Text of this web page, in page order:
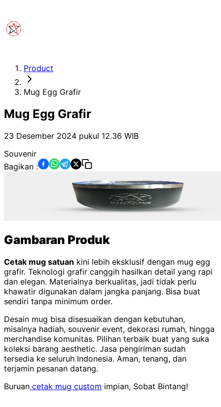
Product
Mug Egg Grafir
Mug Egg Grafir
23 Desember 2024 pukul 12.36 WIB
Souvenir
Bagikan :
Gambaran Produk
Cetak mug satuan kini lebih eksklusif dengan mug egg
grafir. Teknologi grafir canggih hasilkan detail yang rapi
dan elegan. Materialnya berkualitas, jadi tidak perlu
khawatir digunakan dalam jangka panjang. Bisa buat
sendiri tanpa minimum order.
Desain mug bisa disesuaikan dengan kebutuhan,
misalnya hadiah, souvenir event, dekorasi rumah, hingga
merchandise komunitas. Pilihan terbaik buat yang suka
koleksi barang aesthetic. Jasa pengiriman sudah
tersedia ke seluruh Indonesia. Aman, tenang, dan
terjamin pesanan datang.
Buruan cetak mug custom impian, Sobat Bintang!